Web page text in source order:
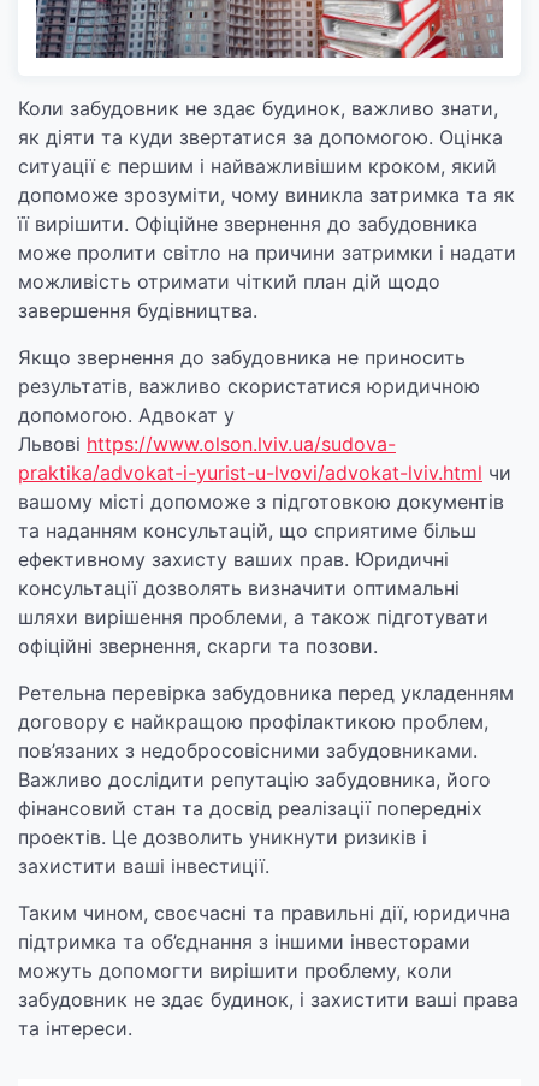
Коли забудовник не здає будинок, важливо знати,
як діяти та куди звертатися за допомогою. Оцінка
ситуації є першим і найважливішим кроком, який
допоможе зрозуміти, чому виникла затримка та як
її вирішити. Офіційне звернення до забудовника
може пролити світло на причини затримки і надати
можливість отримати чіткий план дій щодо
завершення будівництва.
Якщо звернення до забудовника не приносить
результатів, важливо скористатися юридичною
допомогою. Адвокат у
Львові https://www.olson.lviv.ua/sudova-
praktika/advokat-i-yurist-u-lvovi/advokat-lviv.html чи
вашому місті допоможе з підготовкою документів
та наданням консультацій, що сприятиме більш
ефективному захисту ваших прав. Юридичні
консультації дозволять визначити оптимальні
шляхи вирішення проблеми, а також підготувати
офіційні звернення, скарги та позови.
Ретельна перевірка забудовника перед укладенням
договору є найкращою профілактикою проблем,
пов’язаних з недобросовісними забудовниками.
Важливо дослідити репутацію забудовника, його
фінансовий стан та досвід реалізації попередніх
проектів. Це дозволить уникнути ризиків і
захистити ваші інвестиції.
Таким чином, своєчасні та правильні дії, юридична
підтримка та об’єднання з іншими інвесторами
можуть допомогти вирішити проблему, коли
забудовник не здає будинок, і захистити ваші права
та інтереси.